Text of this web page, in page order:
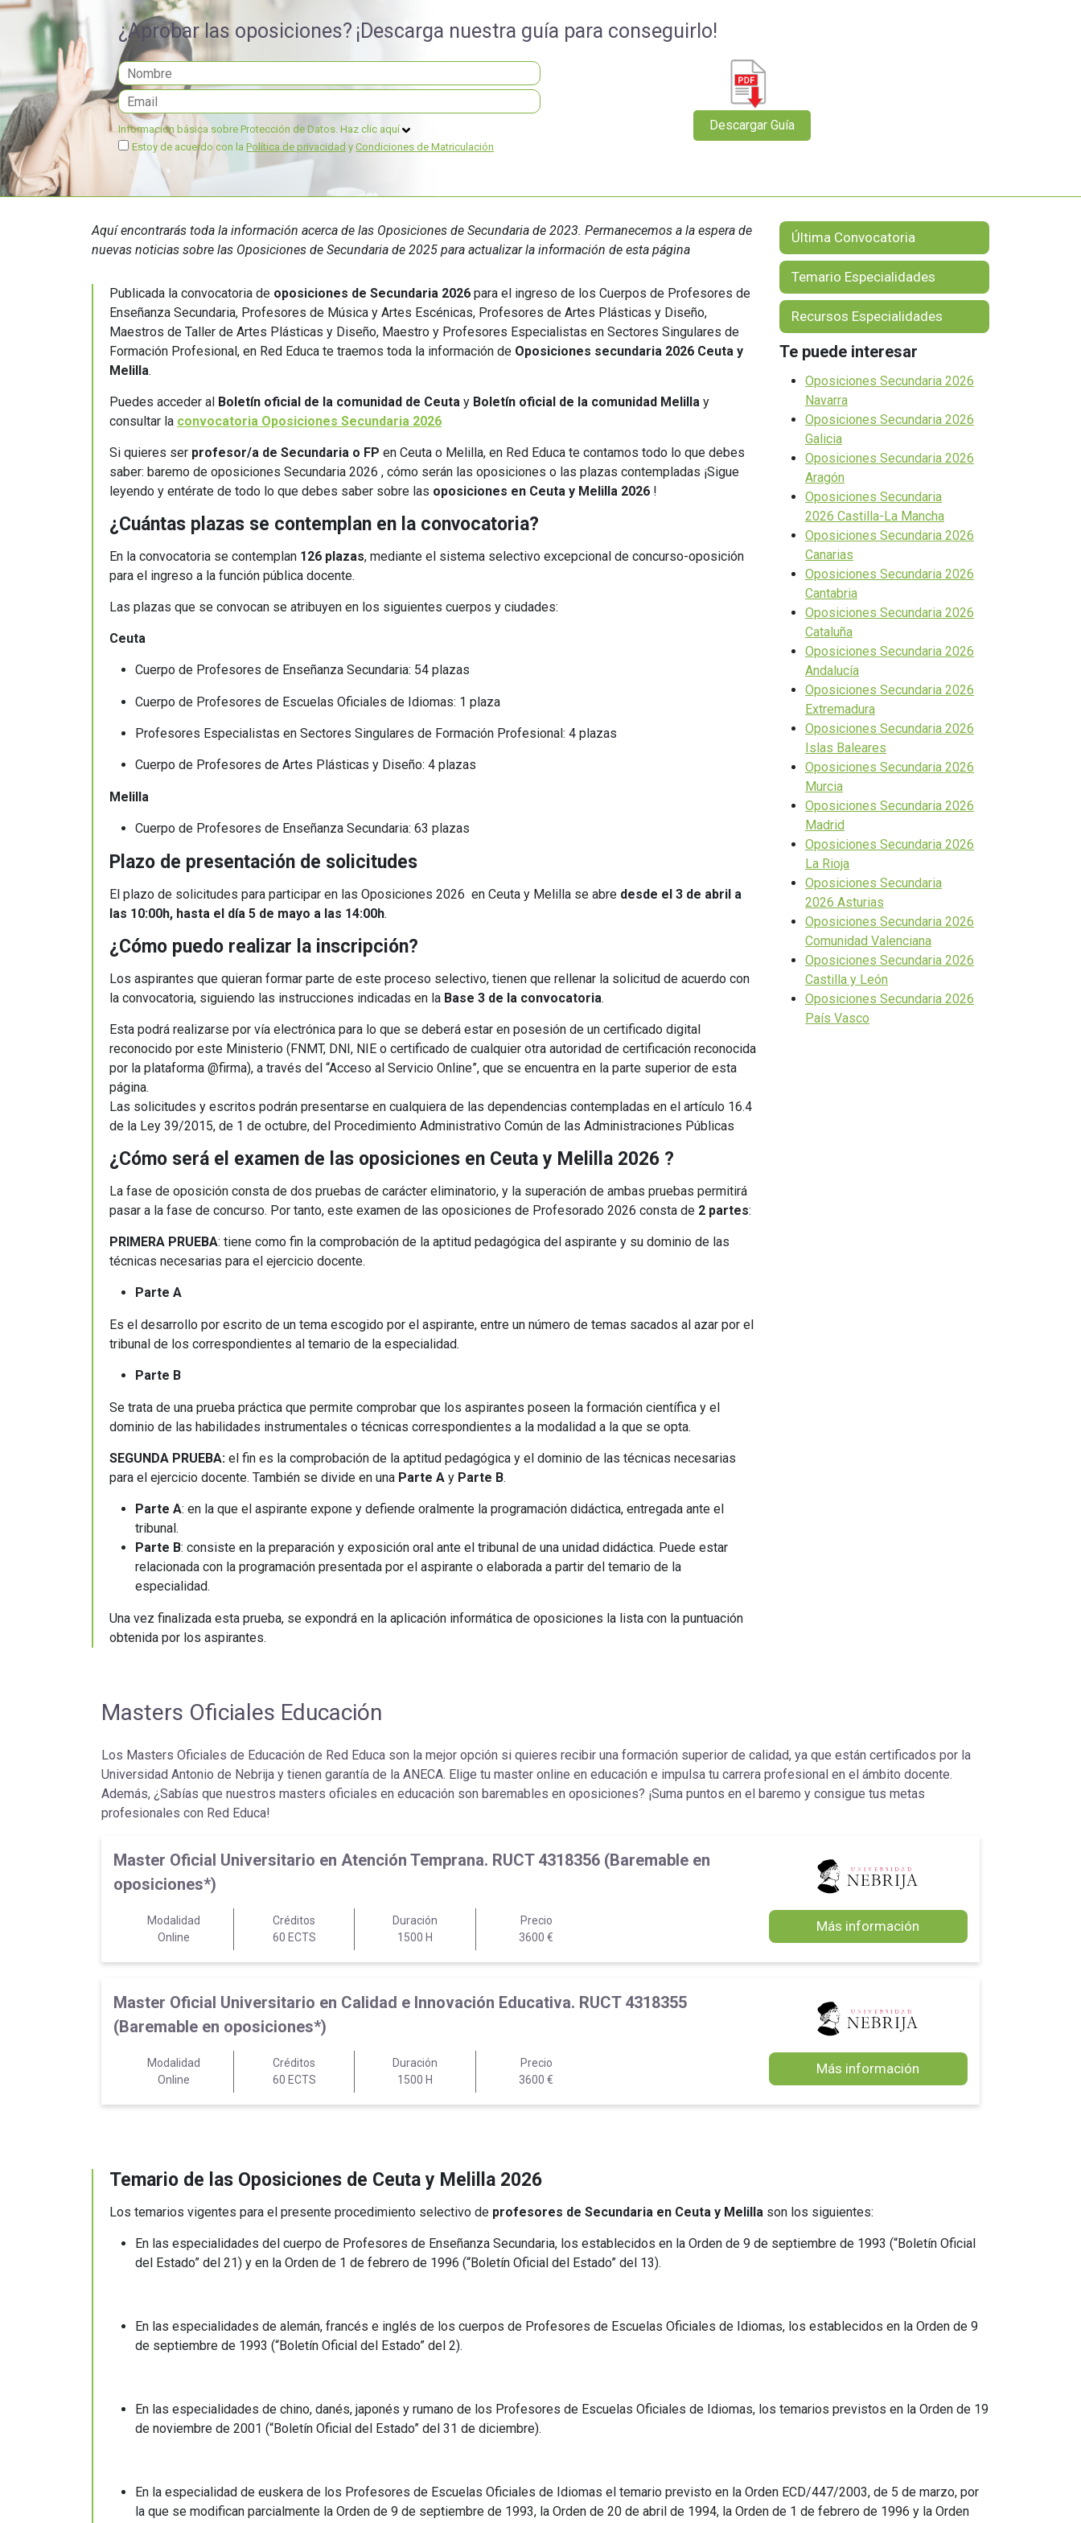
Ver Cursos
Masteres Educación
Másteres Oficiales
Masters Profesionales
¿Aprobar las oposiciones? ¡Descarga nuestra guía para conseguirlo!
Información básica sobre Protección de Datos. Haz clic aquí
Estoy de acuerdo con la Política de privacidad y Condiciones de Matriculación
Aquí encontrarás toda la información acerca de las Oposiciones de Secundaria de 2023. Permanecemos a la espera de
nuevas noticias sobre las Oposiciones de Secundaria de 2025 para actualizar la información de esta página
Publicada la convocatoria de oposiciones de Secundaria 2026 para el ingreso de los Cuerpos de Profesores de
Enseñanza Secundaria, Profesores de Música y Artes Escénicas, Profesores de Artes Plásticas y Diseño,
Maestros de Taller de Artes Plásticas y Diseño, Maestro y Profesores Especialistas en Sectores Singulares de
Formación Profesional, en Red Educa te traemos toda la información de Oposiciones secundaria 2026 Ceuta y
Melilla.
Puedes acceder al Boletín oficial de la comunidad de Ceuta y Boletín oficial de la comunidad Melilla y
consultar la convocatoria Oposiciones Secundaria 2026
Si quieres ser profesor/a de Secundaria o FP en Ceuta o Melilla, en Red Educa te contamos todo lo que debes
saber: baremo de oposiciones Secundaria 2026 , cómo serán las oposiciones o las plazas contempladas ¡Sigue
leyendo y entérate de todo lo que debes saber sobre las oposiciones en Ceuta y Melilla 2026 !
¿Cuántas plazas se contemplan en la convocatoria?
En la convocatoria se contemplan 126 plazas, mediante el sistema selectivo excepcional de concurso-oposición
para el ingreso a la función pública docente.
Las plazas que se convocan se atribuyen en los siguientes cuerpos y ciudades:
Ceuta
Cuerpo de Profesores de Enseñanza Secundaria: 54 plazas
Cuerpo de Profesores de Escuelas Oficiales de Idiomas: 1 plaza
Profesores Especialistas en Sectores Singulares de Formación Profesional: 4 plazas
Cuerpo de Profesores de Artes Plásticas y Diseño: 4 plazas
Melilla
Cuerpo de Profesores de Enseñanza Secundaria: 63 plazas
Plazo de presentación de solicitudes
El plazo de solicitudes para participar en las Oposiciones 2026 en Ceuta y Melilla se abre desde el 3 de abril a
las 10:00h, hasta el día 5 de mayo a las 14:00h.
¿Cómo puedo realizar la inscripción?
Los aspirantes que quieran formar parte de este proceso selectivo, tienen que rellenar la solicitud de acuerdo con
la convocatoria, siguiendo las instrucciones indicadas en la Base 3 de la convocatoria.
Esta podrá realizarse por vía electrónica para lo que se deberá estar en posesión de un certificado digital
reconocido por este Ministerio (FNMT, DNI, NIE o certificado de cualquier otra autoridad de certificación reconocida
por la plataforma @firma), a través del “Acceso al Servicio Online”, que se encuentra en la parte superior de esta
página.
Las solicitudes y escritos podrán presentarse en cualquiera de las dependencias contempladas en el artículo 16.4
de la Ley 39/2015, de 1 de octubre, del Procedimiento Administrativo Común de las Administraciones Públicas
¿Cómo será el examen de las oposiciones en Ceuta y Melilla 2026 ?
La fase de oposición consta de dos pruebas de carácter eliminatorio, y la superación de ambas pruebas permitirá
pasar a la fase de concurso. Por tanto, este examen de las oposiciones de Profesorado 2026 consta de 2 partes:
PRIMERA PRUEBA: tiene como fin la comprobación de la aptitud pedagógica del aspirante y su dominio de las
técnicas necesarias para el ejercicio docente.
Parte A
Es el desarrollo por escrito de un tema escogido por el aspirante, entre un número de temas sacados al azar por el
tribunal de los correspondientes al temario de la especialidad.
Parte B
Se trata de una prueba práctica que permite comprobar que los aspirantes poseen la formación científica y el
dominio de las habilidades instrumentales o técnicas correspondientes a la modalidad a la que se opta.
SEGUNDA PRUEBA: el fin es la comprobación de la aptitud pedagógica y el dominio de las técnicas necesarias
para el ejercicio docente. También se divide en una Parte A y Parte B.
Parte A: en la que el aspirante expone y defiende oralmente la programación didáctica, entregada ante el
tribunal.
Parte B: consiste en la preparación y exposición oral ante el tribunal de una unidad didáctica. Puede estar
relacionada con la programación presentada por el aspirante o elaborada a partir del temario de la
especialidad.
Una vez finalizada esta prueba, se expondrá en la aplicación informática de oposiciones la lista con la puntuación
obtenida por los aspirantes.
Última Convocatoria
Temario Especialidades
Recursos Especialidades
Te puede interesar
Oposiciones Secundaria 2026
Navarra
Oposiciones Secundaria 2026
Galicia
Oposiciones Secundaria 2026
Aragón
Oposiciones Secundaria
2026 Castilla-La Mancha
Oposiciones Secundaria 2026
Canarias
Oposiciones Secundaria 2026
Cantabria
Oposiciones Secundaria 2026
Cataluña
Oposiciones Secundaria 2026
Andalucía
Oposiciones Secundaria 2026
Extremadura
Oposiciones Secundaria 2026
Islas Baleares
Oposiciones Secundaria 2026
Murcia
Oposiciones Secundaria 2026
Madrid
Oposiciones Secundaria 2026
La Rioja
Oposiciones Secundaria
2026 Asturias
Oposiciones Secundaria 2026
Comunidad Valenciana
Oposiciones Secundaria 2026
Castilla y León
Oposiciones Secundaria 2026
País Vasco
Masters Oficiales Educación
Los Masters Oficiales de Educación de Red Educa son la mejor opción si quieres recibir una formación superior de calidad, ya que están certificados por la
Universidad Antonio de Nebrija y tienen garantía de la ANECA. Elige tu master online en educación e impulsa tu carrera profesional en el ámbito docente.
Además, ¿Sabías que nuestros masters oficiales en educación son baremables en oposiciones? ¡Suma puntos en el baremo y consigue tus metas
profesionales con Red Educa!
Master Oficial Universitario en Atención Temprana. RUCT 4318356 (Baremable en
oposiciones*)
Modalidad
Online
Créditos
60 ECTS
Duración
1500 H
Precio
3600 €
Más información
Master Oficial Universitario en Calidad e Innovación Educativa. RUCT 4318355
(Baremable en oposiciones*)
Modalidad
Online
Créditos
60 ECTS
Duración
1500 H
Precio
3600 €
Más información
Temario de las Oposiciones de Ceuta y Melilla 2026
Los temarios vigentes para el presente procedimiento selectivo de profesores de Secundaria en Ceuta y Melilla son los siguientes:
En las especialidades del cuerpo de Profesores de Enseñanza Secundaria, los establecidos en la Orden de 9 de septiembre de 1993 (“Boletín Oficial
del Estado” del 21) y en la Orden de 1 de febrero de 1996 (“Boletín Oficial del Estado” del 13).
En las especialidades de alemán, francés e inglés de los cuerpos de Profesores de Escuelas Oficiales de Idiomas, los establecidos en la Orden de 9
de septiembre de 1993 (“Boletín Oficial del Estado” del 2).
En las especialidades de chino, danés, japonés y rumano de los Profesores de Escuelas Oficiales de Idiomas, los temarios previstos en la Orden de 19
de noviembre de 2001 (“Boletín Oficial del Estado” del 31 de diciembre).
En la especialidad de euskera de los Profesores de Escuelas Oficiales de Idiomas el temario previsto en la Orden ECD/447/2003, de 5 de marzo, por
la que se modifican parcialmente la Orden de 9 de septiembre de 1993, la Orden de 20 de abril de 1994, la Orden de 1 de febrero de 1996 y la Orden